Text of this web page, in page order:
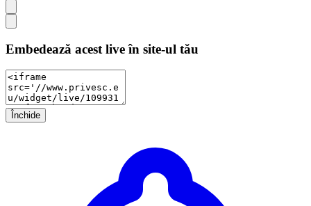
Embedează acest live în site-ul tău
Închide